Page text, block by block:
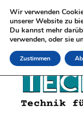
Wir verwenden
unserer Website zu
Du kannst mehr
verwenden, oder sie
Zustimmen